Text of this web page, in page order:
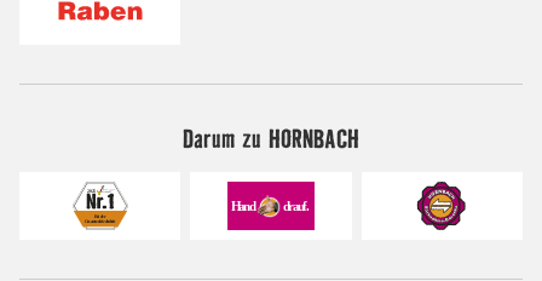
Darum zu HORNBACH